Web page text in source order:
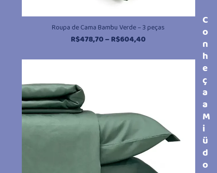
Roupa de Cama Bambu Verde – 3 peças
R$478,70–R$604,40
preço:
C
o
n
h
e
ç
a
a
M
i
ü
d
o